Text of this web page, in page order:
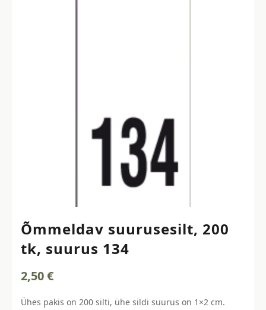
Õmmeldav suurusesilt, 200
tk, suurus 134
2,50€
Ühes pakis on 200 silti, ühe sildi suurus on 1×2 cm.